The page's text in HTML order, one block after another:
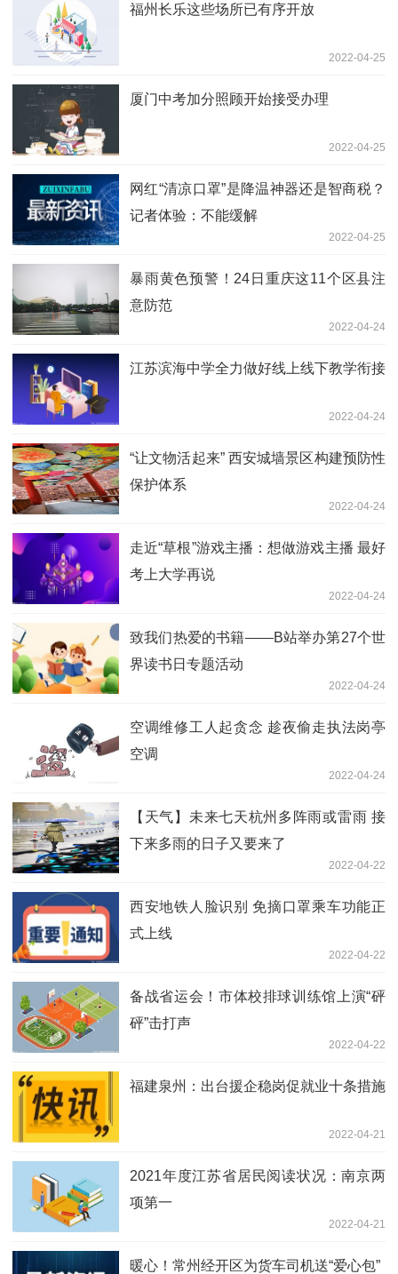
福州长乐这些场所已有序开放
2022-04-25
厦门中考加分照顾开始接受办理
2022-04-25
网红“清凉口罩”是降温神器还是智商税？
记者体验：不能缓解
2022-04-25
暴雨黄色预警！24日重庆这11个区县注
意防范
2022-04-24
江苏滨海中学全力做好线上线下教学衔接
2022-04-24
“让文物活起来” 西安城墙景区构建预防性
保护体系
2022-04-24
走近“草根”游戏主播：想做游戏主播 最好
考上大学再说
2022-04-24
致我们热爱的书籍——B站举办第27个世
界读书日专题活动
2022-04-24
空调维修工人起贪念 趁夜偷走执法岗亭
空调
2022-04-24
【天气】未来七天杭州多阵雨或雷雨 接
下来多雨的日子又要来了
2022-04-22
西安地铁人脸识别 免摘口罩乘车功能正
式上线
2022-04-22
备战省运会！市体校排球训练馆上演“砰
砰”击打声
2022-04-22
福建泉州：出台援企稳岗促就业十条措施
2022-04-21
2021年度江苏省居民阅读状况：南京两
项第一
2022-04-21
暖心！常州经开区为货车司机送“爱心包”